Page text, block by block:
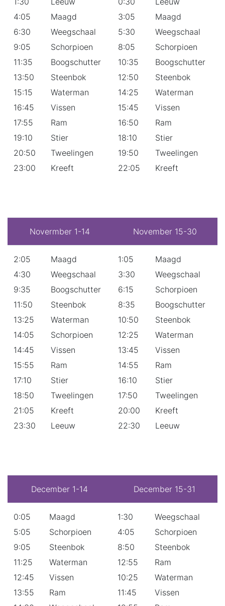
4:05
6:30
9:05
11:35
13:50
15:15
16:45
17:55
19:10
20:50
23:00
Maagd
Weegschaal
Schorpioen
Boogschutter
Steenbok
Waterman
Vissen
Ram
Stier
Tweelingen
Kreeft
3:05
5:30
8:05
10:35
12:50
14:25
15:45
16:50
18:10
19:50
22:05
Maagd
Weegschaal
Schorpioen
Boogschutter
Steenbok
Waterman
Vissen
Ram
Stier
Tweelingen
Kreeft
Novermber 1-14 November 15-30
2:05
4:30
9:35
11:50
13:25
14:05
14:45
15:55
17:10
18:50
21:05
23:30
Maagd
Weegschaal
Boogschutter
Steenbok
Waterman
Schorpioen
Vissen
Ram
Stier
Tweelingen
Kreeft
Leeuw
1:05
3:30
6:15
8:35
10:50
12:25
13:45
14:55
16:10
17:50
20:00
22:30
Maagd
Weegschaal
Schorpioen
Boogschutter
Steenbok
Waterman
Vissen
Ram
Stier
Tweelingen
Kreeft
Leeuw
December 1-14 December 15-31
0:05
5:05
9:05
11:25
12:45
13:55
Maagd
Schorpioen
Steenbok
Waterman
Vissen
Ram
1:30
4:05
8:50
12:55
10:25
11:45
Weegschaal
Schorpioen
Steenbok
Ram
Waterman
Vissen